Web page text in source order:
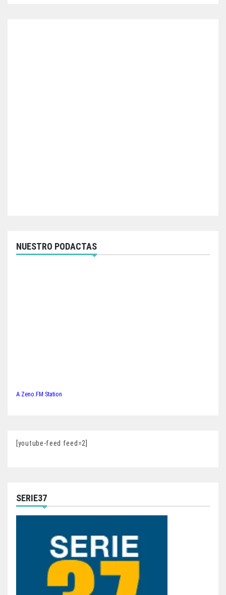
NUESTRO PODACTAS
A Zeno.FM Station
[youtube-feed feed=2]
SERIE37